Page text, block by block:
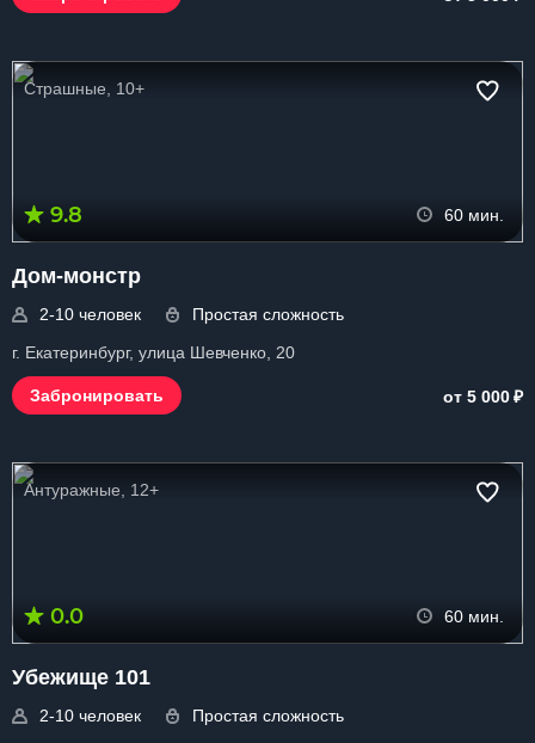
Страшные, 10+
9.8 60 мин.
Дом-монстр
2-10 человек
Простая сложность
г. Екатеринбург, улица Шевченко, 20
Забронировать от 5 000₽
Антуражные, 12+
0.0 60 мин.
Убежище 101
2-10 человек
Простая сложность